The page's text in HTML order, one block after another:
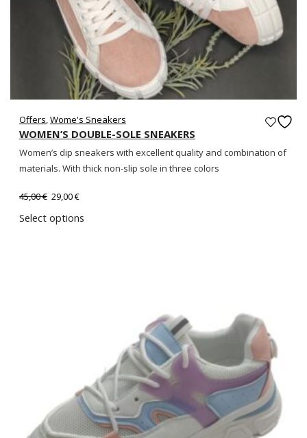
Offers,Wome's Sneakers
WOMEN’S DOUBLE-SOLE SNEAKERS
Women’s dip sneakers with excellent quality and combination of
materials. With thick non-slip sole in three colors
45,00€ 29,00€
Select options